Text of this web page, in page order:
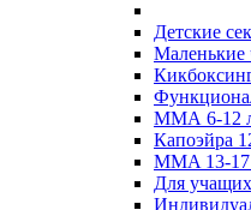
Детские
Маленькие
ММА 6-12
Капоэйра
MMA 13-17
Для